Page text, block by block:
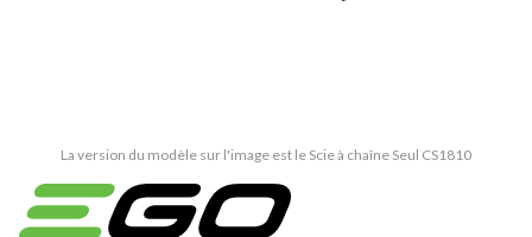
La version du modèle sur l'image est le Scie à chaîne Seul CS1810